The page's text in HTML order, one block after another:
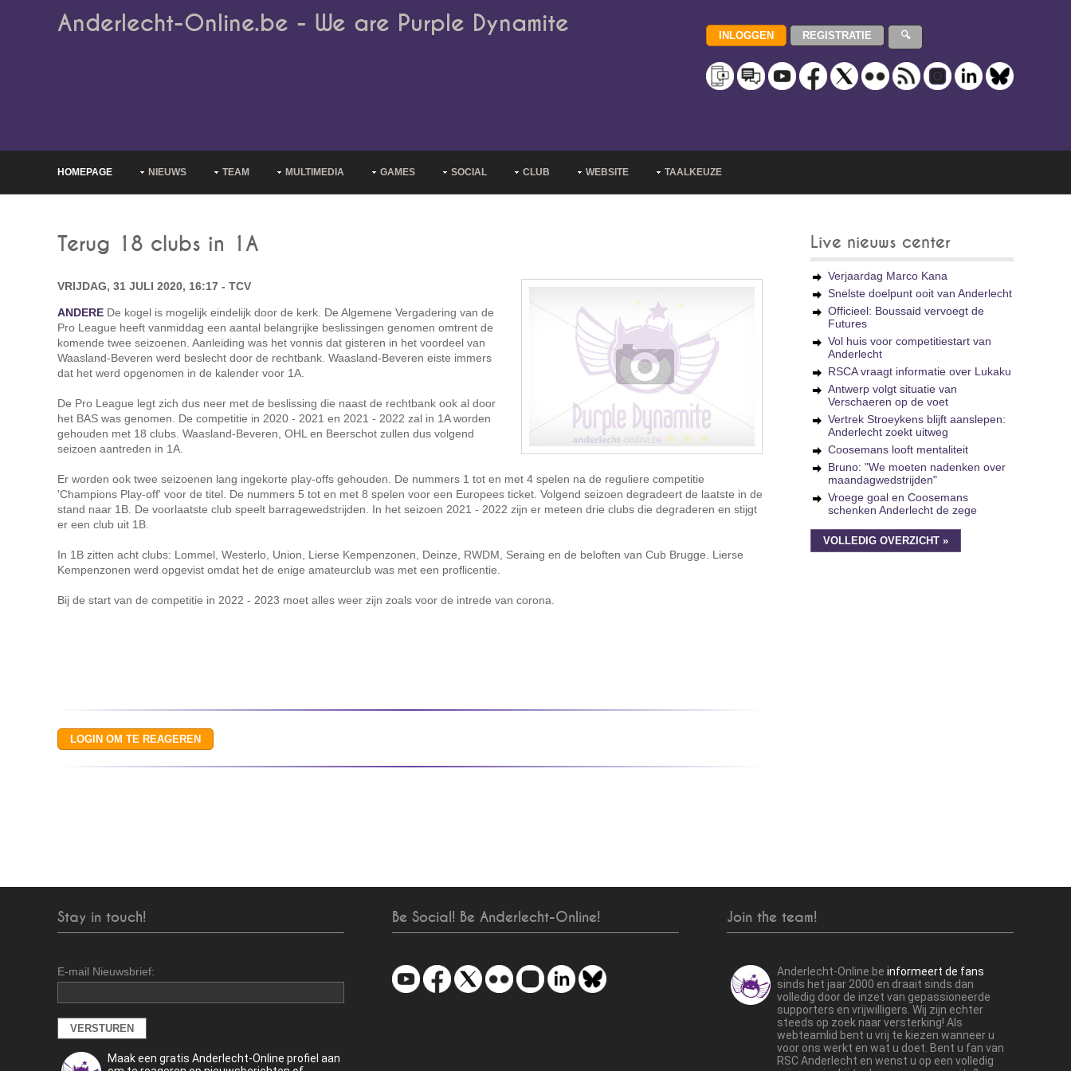
Anderlecht-Online.be - We are Purple Dynamite
HOMEPAGE NIEUWS TEAM MULTIMEDIA GAMES SOCIAL CLUB WEBSITE TAALKEUZE
Terug 18 clubs in 1A
VRIJDAG, 31 JULI 2020, 16:17 - TCV
ANDERE De kogel is mogelijk eindelijk door de kerk. De Algemene Vergadering van de
Pro League heeft vanmiddag een aantal belangrijke beslissingen genomen omtrent de
komende twee seizoenen. Aanleiding was het vonnis dat gisteren in het voordeel van
Waasland-Beveren werd beslecht door de rechtbank. Waasland-Beveren eiste immers
dat het werd opgenomen in de kalender voor 1A.
De Pro League legt zich dus neer met de beslissing die naast de rechtbank ook al door
het BAS was genomen. De competitie in 2020 - 2021 en 2021 - 2022 zal in 1A worden
gehouden met 18 clubs. Waasland-Beveren, OHL en Beerschot zullen dus volgend
seizoen aantreden in 1A.
Er worden ook twee seizoenen lang ingekorte play-offs gehouden. De nummers 1 tot en met 4 spelen na de reguliere competitie
'Champions Play-off' voor de titel. De nummers 5 tot en met 8 spelen voor een Europees ticket. Volgend seizoen degradeert de laatste in de
stand naar 1B. De voorlaatste club speelt barragewedstrijden. In het seizoen 2021 - 2022 zijn er meteen drie clubs die degraderen en stijgt
er een club uit 1B.
In 1B zitten acht clubs: Lommel, Westerlo, Union, Lierse Kempenzonen, Deinze, RWDM, Seraing en de beloften van Cub Brugge. Lierse
Kempenzonen werd opgevist omdat het de enige amateurclub was met een proflicentie.
Bij de start van de competitie in 2022 - 2023 moet alles weer zijn zoals voor de intrede van corona.
Live nieuws center
Verjaardag Marco Kana
Snelste doelpunt ooit van Anderlecht
Officieel: Boussaid vervoegt de
Futures
Vol huis voor competitiestart van
Anderlecht
RSCA vraagt informatie over Lukaku
Antwerp volgt situatie van
Verschaeren op de voet
Vertrek Stroeykens blijft aanslepen:
Anderlecht zoekt uitweg
Coosemans looft mentaliteit
Bruno: "We moeten nadenken over
maandagwedstrijden"
Vroege goal en Coosemans
schenken Anderlecht de zege
VOLLEDIG OVERZICHT »
Stay in touch!
E-mail Nieuwsbrief:
Maak een gratis Anderlecht-Online profiel aan
Be Social! Be Anderlecht-Online! Join the team!
Anderlecht-Online.be informeert de fans
sinds het jaar 2000 en draait sinds dan
volledig door de inzet van gepassioneerde
supporters en vrijwilligers. Wij zijn echter
steeds op zoek naar versterking! Als
webteamlid bent u vrij te kiezen wanneer u
voor ons werkt en wat u doet. Bent u fan van
RSC Anderlecht en wenst u op een volledig